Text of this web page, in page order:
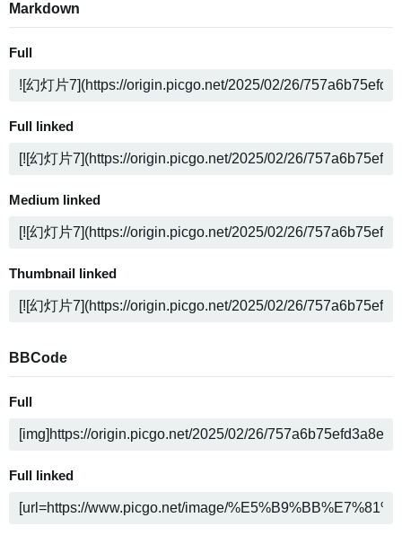
Markdown
Full
Full linked
Medium linked
Thumbnail linked
BBCode
Full
Full linked